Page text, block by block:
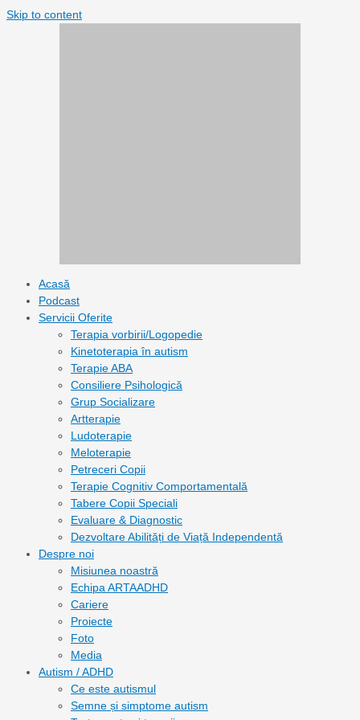
Skip to content
Acasă
Podcast
Servicii Oferite
Terapia vorbirii/Logopedie
Kinetoterapia în autism
Terapie ABA
Consiliere Psihologică
Grup Socializare
Artterapie
Ludoterapie
Meloterapie
Petreceri Copii
Terapie Cognitiv Comportamentală
Tabere Copii Speciali
Evaluare & Diagnostic
Dezvoltare Abilități de Viață Independentă
Despre noi
Misiunea noastră
Echipa ARTAADHD
Cariere
Proiecte
Foto
Media
Autism / ADHD
Ce este autismul
Semne și simptome autism